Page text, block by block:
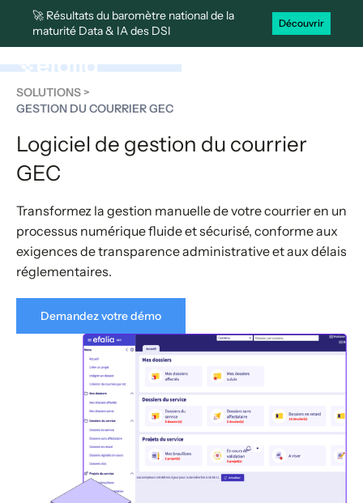
🚀 Résultats du baromètre national de la
maturité Data & IA des DSI
Découvrir
SOLUTIONS >
GESTION DU COURRIER GEC
Logiciel de gestion du courrier
GEC
Transformez la gestion manuelle de votre courrier en un
processus numérique fluide et sécurisé, conforme aux
exigences de transparence administrative et aux délais
réglementaires.
Demandez votre démo